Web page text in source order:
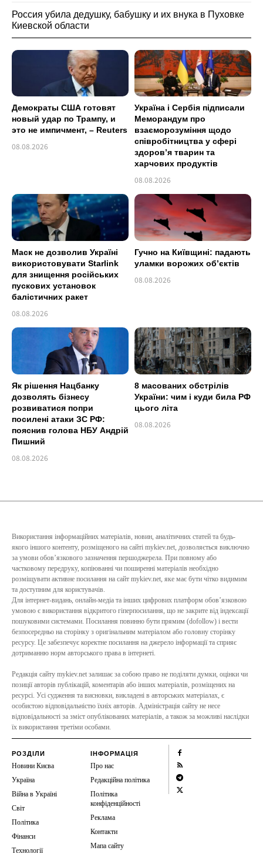
Демократы США готовят
новый удар по Трампу, и
это не импичмент, – Reuters
08.08.2026
Україна і Сербія підписали
Меморандум про
взаєморозуміння щодо
співробітництва у сфері
здоров’я тварин та
харчових продуктів
08.08.2026
Маск не дозволив Україні
використовувати Starlink
для знищення російських
пускових установок
балістичних ракет
08.08.2026
Гучно на Київщині: падають
уламки ворожих об’єктів
08.08.2026
Як рішення Нацбанку
дозволять бізнесу
розвиватися попри
посилені атаки ЗС РФ:
пояснив голова НБУ Андрій
Пишний
08.08.2026
8 масованих обстрілів
України: чим і куди била РФ
цього літа
08.08.2026
Россия убила дедушку, бабушку и их внука в Пуховке
Киевской области
Використання інформаційних матеріалів, новин, аналітичних статей та будь-
якого іншого контенту, розміщеного на сайті mykiev.net, дозволяється виключно
за умови обов’язкового зазначення першоджерела. При повному або
частковому передруку, копіюванні чи поширенні матеріалів необхідно
розміщувати активне посилання на сайт mykiev.net, яке має бути чітко видимим
та доступним для користувачів.
Для інтернет-видань, онлайн-медіа та інших цифрових платформ обов’язковою
умовою є використання відкритого гіперпосилання, що не закрите від індексації
пошуковими системами. Посилання повинно бути прямим (dofollow) і вести
безпосередньо на сторінку з оригінальним матеріалом або головну сторінку
ресурсу. Це забезпечує коректне посилання на джерело інформації та сприяє
дотриманню норм авторського права в інтернеті.
Редакція сайту mykiev.net залишає за собою право не поділяти думки, оцінки чи
позиції авторів публікацій, коментарів або інших матеріалів, розміщених на
ресурсі. Усі судження та висновки, викладені в авторських матеріалах, є
особистою відповідальністю їхніх авторів. Адміністрація сайту не несе
відповідальності за зміст опублікованих матеріалів, а також за можливі наслідки
їх використання третіми особами.
РОЗДІЛИ
Новини Києва
Україна
Війна в Україні
Світ
Політика
Фінанси
Технології
ІНФОРМАЦІЯ
Про нас
Редакційна політика
Політика
конфіденційності
Реклама
Контакти
Мапа сайту